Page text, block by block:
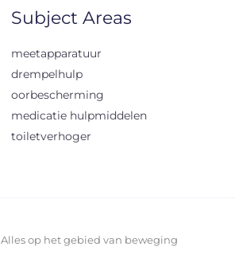
Subject Areas
meetapparatuur
drempelhulp
oorbescherming
medicatie hulpmiddelen
toiletverhoger
Alles op het gebied van beweging